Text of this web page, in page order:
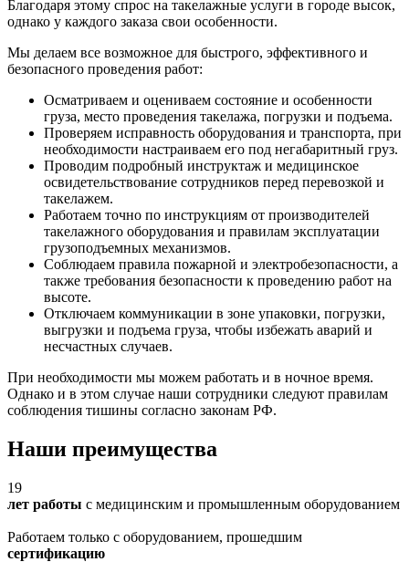
Благодаря этому спрос на такелажные услуги в городе высок,
однако у каждого заказа свои особенности.
Мы делаем все возможное для быстрого, эффективного и
безопасного проведения работ:
Осматриваем и оцениваем состояние и особенности
груза, место проведения такелажа, погрузки и подъема.
Проверяем исправность оборудования и транспорта, при
необходимости настраиваем его под негабаритный груз.
Проводим подробный инструктаж и медицинское
освидетельствование сотрудников перед перевозкой и
такелажем.
Работаем точно по инструкциям от производителей
такелажного оборудования и правилам эксплуатации
грузоподъемных механизмов.
Соблюдаем правила пожарной и электробезопасности, а
также требования безопасности к проведению работ на
высоте.
Отключаем коммуникации в зоне упаковки, погрузки,
выгрузки и подъема груза, чтобы избежать аварий и
несчастных случаев.
При необходимости мы можем работать и в ночное время.
Однако и в этом случае наши сотрудники следуют правилам
соблюдения тишины согласно законам РФ.
Наши преимущества
19
лет работы с медицинским и промышленным оборудованием
Работаем только с оборудованием, прошедшим
сертификацию